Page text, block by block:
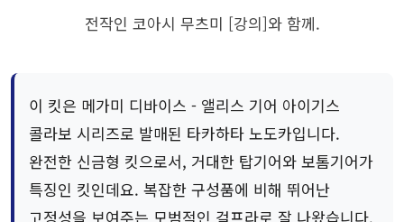
전작인 코아시 무츠미 [강의]와 함께.
이 킷은 메가미 디바이스 - 앨리스 기어 아이기스
콜라보 시리즈로 발매된 타카하타 노도카입니다.
완전한 신금형 킷으로서, 거대한 탑기어와 보톰기어가
특징인 킷인데요. 복잡한 구성품에 비해 뛰어난
고정성을 보여주는 모범적인 걸프라로 잘 나왔습니다.